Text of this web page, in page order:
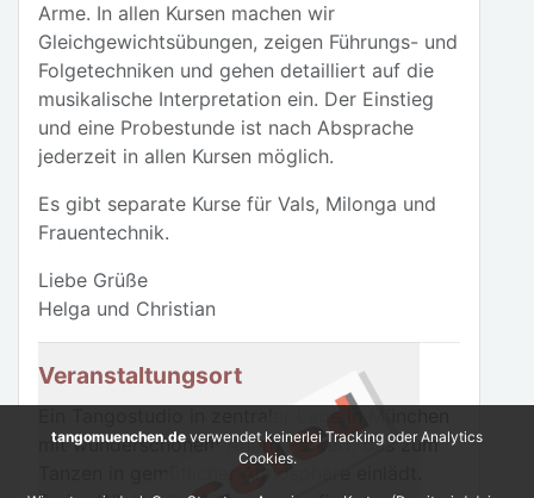
Arme. In allen Kursen machen wir
Gleichgewichtsübungen, zeigen Führungs- und
Folgetechniken und gehen detailliert auf die
musikalische Interpretation ein. Der Einstieg
und eine Probestunde ist nach Absprache
jederzeit in allen Kursen möglich.
Es gibt separate Kurse für Vals, Milonga und
Frauentechnik.
Liebe Grüße
Helga und Christian
Veranstaltungsort
mit wunderschönem Ahorn Parkett, das zum
tangomuenchen.de verwendet keinerlei Tracking oder Analytics
Cookies.